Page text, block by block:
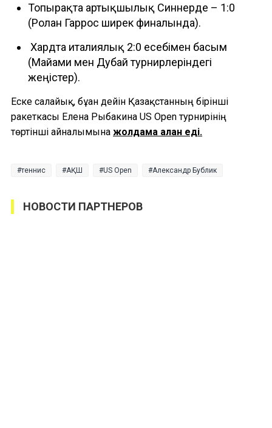
Топырақта артықшылық Синнерде – 1:0
(Ролан Гаррос ширек финалында).
Хардта италиялық 2:0 есебімен басым
(Майами мен Дубай турнирлеріндегі
жеңістер).
Еске салайық, бұған дейін Қазақстанның бірінші
ракеткасы Елена Рыбакина US Open турнирінің
төртінші айналымына жолдама алған еді.
теннис АҚШ US Open Александр Бублик
НОВОСТИ ПАРТНЕРОВ